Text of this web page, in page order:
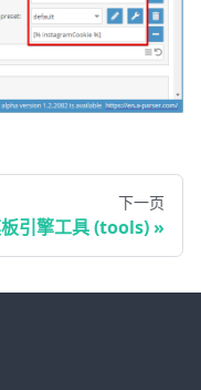
下一页
引擎工具 (tools)